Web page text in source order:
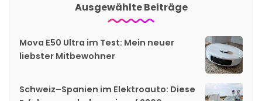
Ausgewählte Beiträge
Mova E50 Ultra im Test: Mein neuer
liebster Mitbewohner
Schweiz–Spanien im Elektroauto: Diese